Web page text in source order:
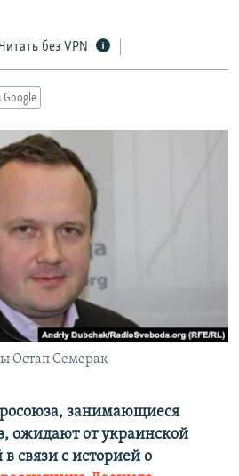
без VPN
Google
Остап Семерак
занимающиеся
ожидают от украинской
связи с историей о